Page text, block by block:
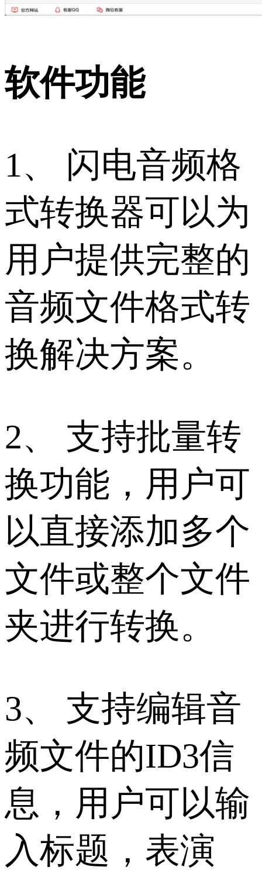
软件功能
1、 闪电音频格
式转换器可以为
用户提供完整的
音频文件格式转
换解决方案。
2、 支持批量转
换功能，用户可
以直接添加多个
文件或整个文件
夹进行转换。
3、 支持编辑音
频文件的ID3信
息，用户可以输
入标题，表演